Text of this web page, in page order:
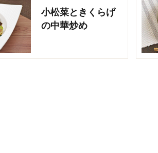
小松菜ときくらげ
の中華炒め